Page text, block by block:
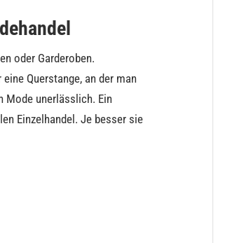
oder Garderoben.
Querstange, an der man
Mode unerlässlich. Ein
Einzelhandel. Je besser sie